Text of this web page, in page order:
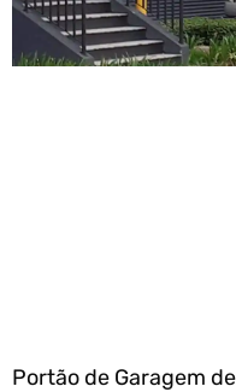
Portão de Garagem